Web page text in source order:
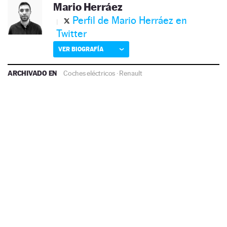
Mario Herráez
Perfil de Mario Herráez en
Twitter
VER BIOGRAFÍA
ARCHIVADO EN Coches eléctricos ·Renault